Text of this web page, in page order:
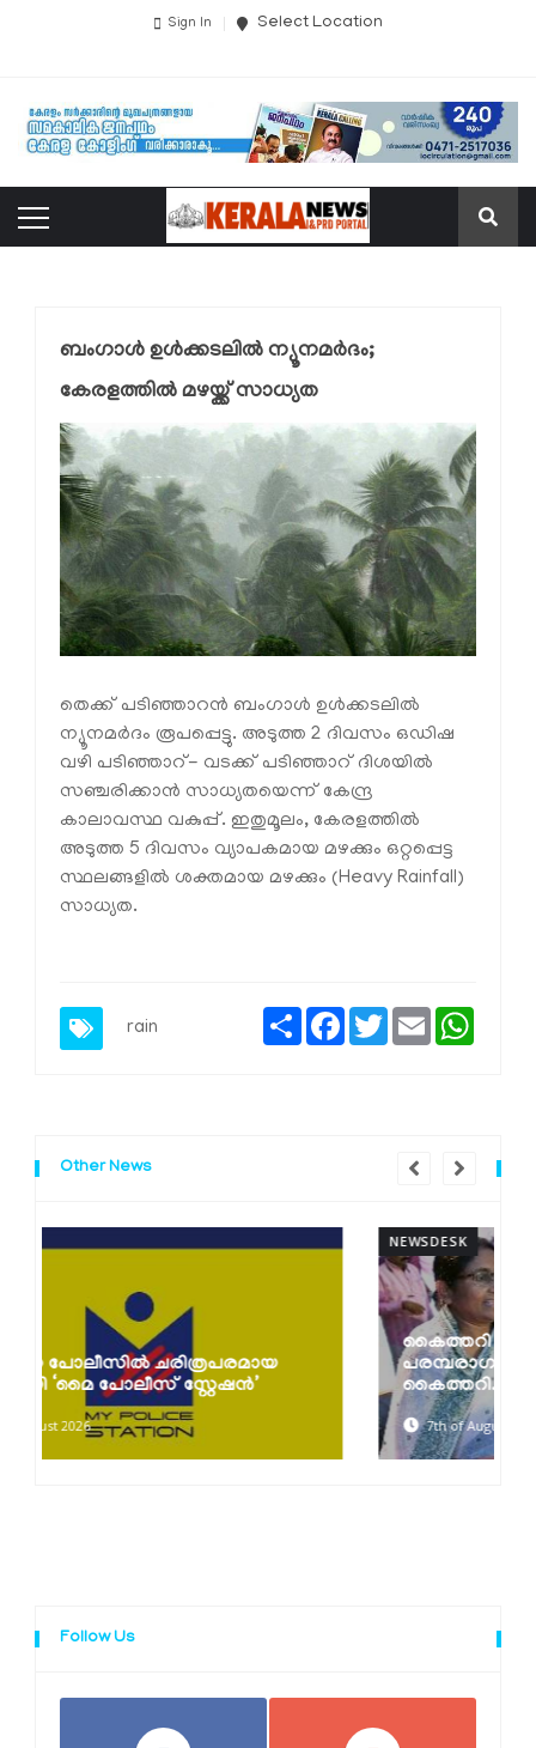
Sign In Select Location
ബംഗാൾ ഉൾക്കടലിൽ ന്യൂനമർദം;
കേരളത്തിൽ മഴയ്ക്ക് സാധ്യത
തെക്ക് പടിഞ്ഞാറൻ ബംഗാൾ ഉൾക്കടലിൽ
ന്യൂനമർദം രൂപപ്പെട്ടു. അടുത്ത 2 ദിവസം ഒഡിഷ
വഴി പടിഞ്ഞാറ്- വടക്ക് പടിഞ്ഞാറ് ദിശയിൽ
സഞ്ചരിക്കാൻ സാധ്യതയെന്ന് കേന്ദ്ര
കാലാവസ്ഥ വകുപ്പ്‌. ഇതുമൂലം, കേരളത്തിൽ
അടുത്ത 5 ദിവസം വ്യാപകമായ മഴക്കും ഒറ്റപ്പെട്ട
സ്ഥലങ്ങളിൽ ശക്തമായ മഴക്കും (Heavy Rainfall)
സാധ്യത.
rain
ShareFacebook
TwitterEmail
Other News
കൈത്തറി ദിനാഘോഷങ്ങൾ സംഘടിപ്പിച്ചു;
പരമ്പരാഗത നെയ്ത്തുകാരെ സംരക്ഷിച്ച്
കൈത്തറി...
7th of August 2026
Follow Us